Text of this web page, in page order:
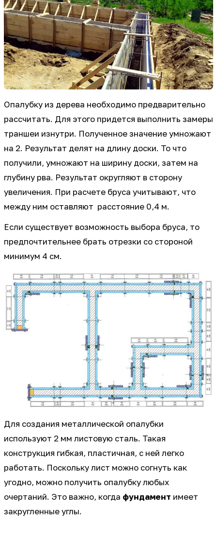
Опалубку из дерева необходимо предварительно
рассчитать. Для этого придется выполнить замеры
траншеи изнутри. Полученное значение умножают
на 2. Результат делят на длину доски. То что
получили, умножают на ширину доски, затем на
глубину рва. Результат округляют в сторону
увеличения. При расчете бруса учитывают, что
между ним оставляют расстояние 0,4 м.
Если существует возможность выбора бруса, то
предпочтительнее брать отрезки со стороной
минимум 4 см.
Для создания металлической опалубки
используют 2 мм листовую сталь. Такая
конструкция гибкая, пластичная, с ней легко
работать. Поскольку лист можно согнуть как
угодно, можно получить опалубку любых
очертаний. Это важно, когда фундамент имеет
закругленные углы.